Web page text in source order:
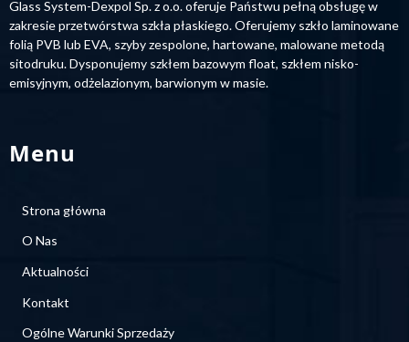
Glass System-Dexpol Sp. z o.o. oferuje Państwu pełną obsługę w
zakresie przetwórstwa szkła płaskiego. Oferujemy szkło laminowane
folią PVB lub EVA, szyby zespolone, hartowane, malowane metodą
sitodruku. Dysponujemy szkłem bazowym float, szkłem nisko-
emisyjnym, odżelazionym, barwionym w masie.
Menu
Strona główna
O Nas
Aktualności
Kontakt
Ogólne Warunki Sprzedaży